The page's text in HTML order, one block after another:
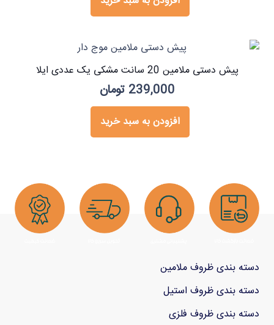
پیش دستی ملامین 20 سانت مشکی یک عددی ایلا
239,000 تومان
افزودن به سبد خرید
دسته بندی ظروف ملامین
دسته بندی ظروف استیل
دسته بندی ظروف فلزی